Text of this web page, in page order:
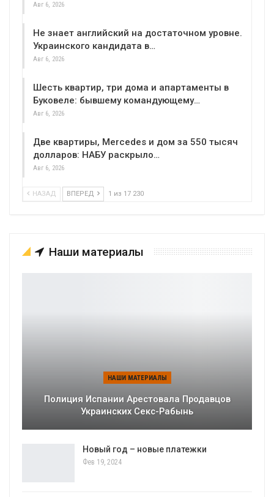
Авг 6, 2026
Не знает английский на достаточном уровне.
Украинского кандидата в…
Авг 6, 2026
Шесть квартир, три дома и апартаменты в
Буковеле: бывшему командующему…
Авг 6, 2026
Две квартиры, Mercedes и дом за 550 тысяч
долларов: НАБУ раскрыло…
Авг 6, 2026
НАЗАД ВПЕРЕД 1 из 17 230
Наши материалы
НАШИ МАТЕРИАЛЫ
Полиция Испании Арестовала Продавцов
Украинских Секс-Рабынь
Новый год – новые платежки
Фев 19, 2024